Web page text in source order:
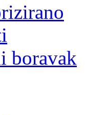
boravak